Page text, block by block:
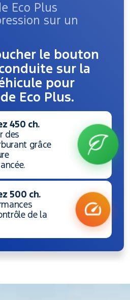
Eco Plus
sur un
le bouton
sur la
pour
Eco Plus.
450 ch.
des
grâce
500 ch.
de la